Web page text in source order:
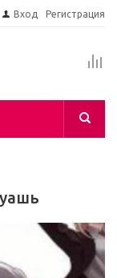
Вход Регистрация